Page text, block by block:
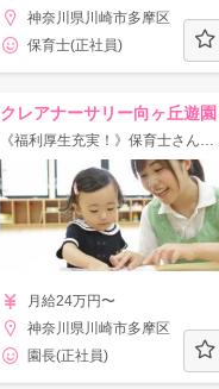
神奈川県川崎市多摩区
保育士(正社員)
クレアナーサリー向ヶ丘遊園
《福利厚生充実！》保育士さんの働きやすさを大切にしています♪
月給24万円〜
神奈川県川崎市多摩区
園長(正社員)